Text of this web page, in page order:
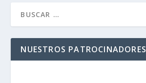
NUESTROS PATROCINADORES